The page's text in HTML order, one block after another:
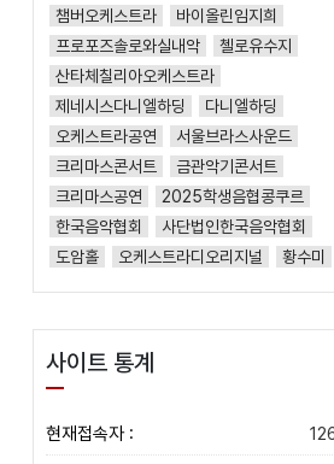
챔버오케스트라
바이올린임지희
프로포즈솔로와실내악
첼로유수지
산타체칠리아오케스트라
제네시스다니엘하딩
다니엘하딩
오케스트라공연
서울브라스사운드
크리마스콘서트
금관악기콘서트
크리마스공연
2025학생음협콩쿠르
한국음악협회
사단법인한국음악협회
도암홀
오케스트라디오리지널 황수미
사이트 통계
현재접속자 :